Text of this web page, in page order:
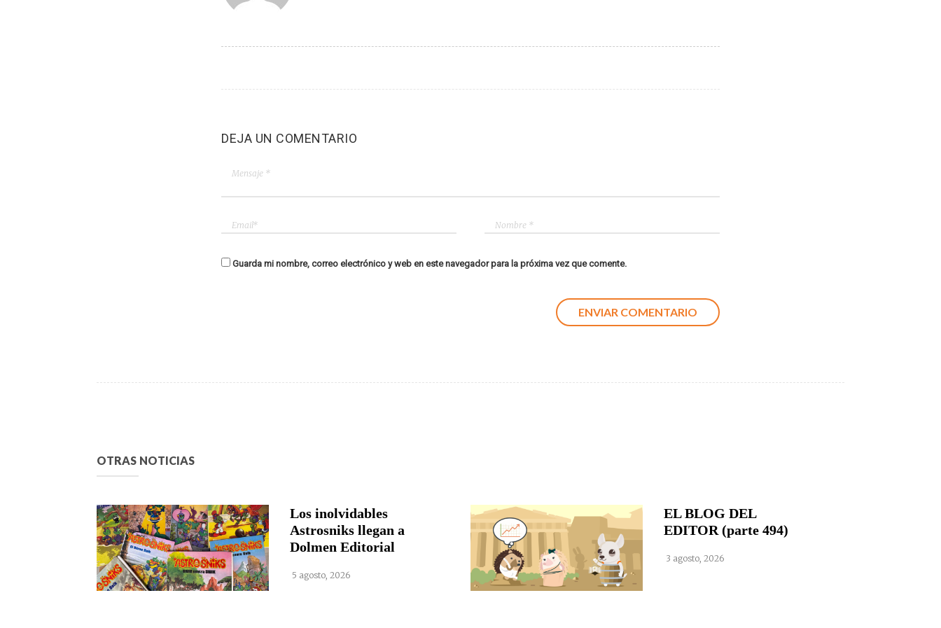
DEJA UN COMENTARIO
Guarda mi nombre, correo electrónico y web en este navegador para la próxima vez que comente.
OTRAS NOTICIAS
Los inolvidables
Astrosniks llegan a
Dolmen Editorial
5 agosto, 2026
EL BLOG DEL
EDITOR (parte 494)
3 agosto, 2026